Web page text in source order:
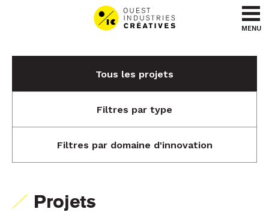
Aller au menu
Aller au contenu
MENU
Tous les projets
Filtres par type
Filtres par domaine d'innovation
Projets